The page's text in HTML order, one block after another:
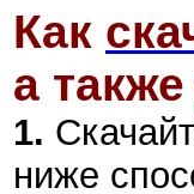
Как
а
1.
ниже